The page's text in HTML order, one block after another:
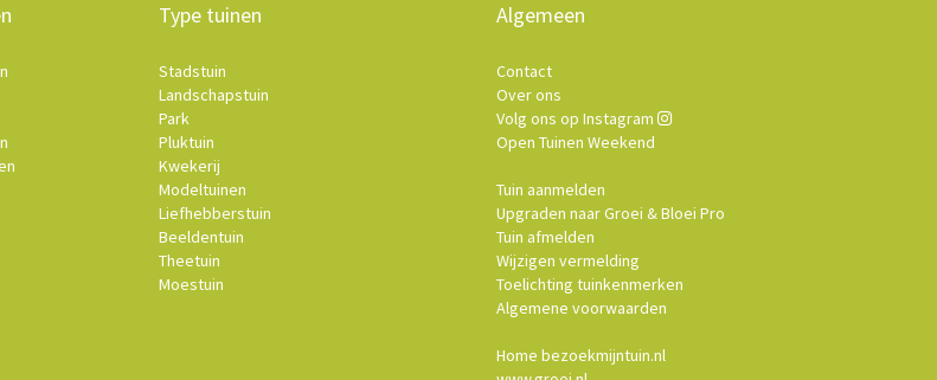
Type tuinen
Stadstuin
Landschapstuin
Park
Pluktuin
Kwekerij
Modeltuinen
Liefhebberstuin
Beeldentuin
Theetuin
Moestuin
Algemeen
Contact
Over ons
Volg ons op Instagram
Open Tuinen Weekend
Tuin aanmelden
Upgraden naar Groei & Bloei Pro
Tuin afmelden
Wijzigen vermelding
Toelichting tuinkenmerken
Algemene voorwaarden
Home bezoekmijntuin.nl